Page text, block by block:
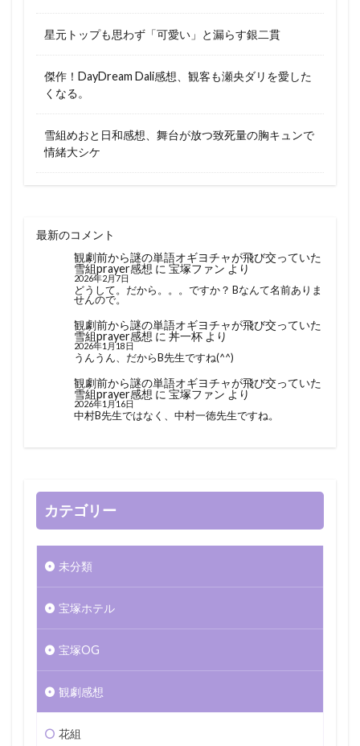
星元トップも思わず「可愛い」と漏らす銀二貫
傑作！DayDream Dali感想、観客も瀬央ダリを愛した
くなる。
雪組めおと日和感想、舞台が放つ致死量の胸キュンで
情緒大シケ
最新のコメント
観劇前から謎の単語オギヨチャが飛び交っていた
雪組prayer感想 に 宝塚ファン より
2026年2月7日
どうして。だから。。。ですか？ Bなんて名前ありま
せんので。
観劇前から謎の単語オギヨチャが飛び交っていた
雪組prayer感想 に 丼一杯より
2026年1月18日
うんうん、だからB先生ですね(^^)
観劇前から謎の単語オギヨチャが飛び交っていた
雪組prayer感想 に 宝塚ファン より
2026年1月16日
中村B先生ではなく、中村一徳先生ですね。
カテゴリー
未分類
宝塚ホテル
宝塚OG
観劇感想
花組